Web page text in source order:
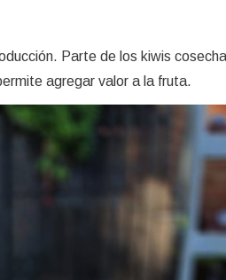
Parte de los kiwis
agregar valor a la fruta.